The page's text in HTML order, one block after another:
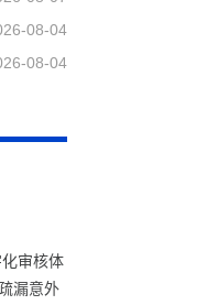
08-04
08-04
审核体
漏意外